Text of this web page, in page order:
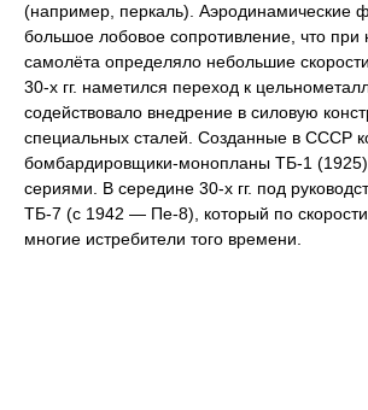
(например, перкаль).
большое лобовое сопротивление, что при
самолёта определяло небольшие
30-х гг. наметился переход к
содействовало внедрение в силовую
специальных сталей. Созданные в СССР
бомбардировщики-монопланы ТБ-1
сериями. В середине 30-х гг. под
ТБ-7 (с 1942 — Пе-8), который по
многие истребители того времени.